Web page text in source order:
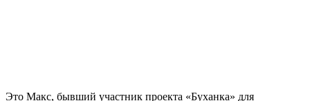
Это Макс, бывший участник проекта «Буханка» для